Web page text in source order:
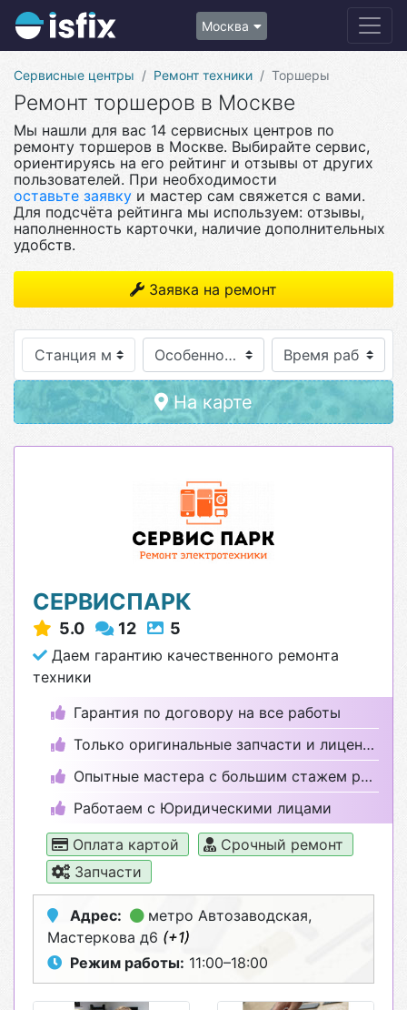
Москва
Сервисные центры Ремонт техники Торшеры
Ремонт торшеров в Москве
Мы нашли для вас 14 сервисных центров по
ремонту торшеров в Москве. Выбирайте сервис,
ориентируясь на его рейтинг и отзывы от других
пользователей. При необходимости
оставьте заявку и мастер сам свяжется с вами.
Для подсчёта рейтинга мы используем: отзывы,
наполненность карточки, наличие дополнительных
удобств.
Заявка на ремонт
Станция метро Особенности
На карте
СЕРВИСПАРК
5.0 12 5
Даем гарантию качественного ремонта
техники
Гарантия по договору на все работы
Только оригинальные запчасти и лицензионные программы
Опытные мастера с большим стажем работы
Работаем с Юридическими лицами
Оплата картой
Срочный ремонт
Запчасти
Адрес: метро Автозаводская,
Мастеркова д6 (+1)
Режим работы: 11:00–18:00